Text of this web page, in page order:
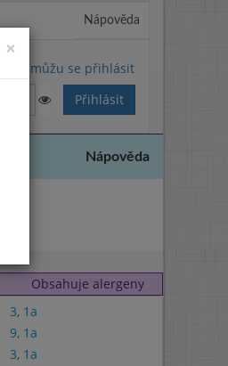
Nápověda
Nemůžu se přihlásit
Nápověda
Obsahuje alergeny
3, 1a
9, 1a
3, 1a
×